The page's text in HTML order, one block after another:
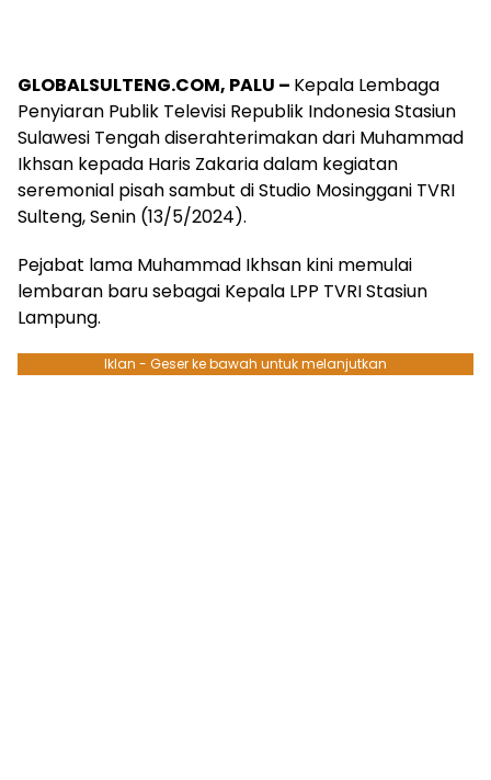
GLOBALSULTENG.COM, PALU – Kepala Lembaga
Penyiaran Publik Televisi Republik Indonesia Stasiun
Sulawesi Tengah diserahterimakan dari Muhammad
Ikhsan kepada Haris Zakaria dalam kegiatan
seremonial pisah sambut di Studio Mosinggani TVRI
Sulteng, Senin (13/5/2024).
Pejabat lama Muhammad Ikhsan kini memulai
lembaran baru sebagai Kepala LPP TVRI Stasiun
Lampung.
Iklan - Geser ke bawah untuk melanjutkan